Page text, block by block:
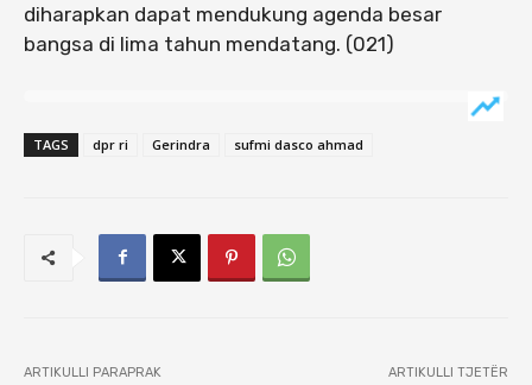
diharapkan dapat mendukung agenda besar
bangsa di lima tahun mendatang. (021)
TAGS dpr ri Gerindra sufmi dasco ahmad
ARTIKULLI PARAPRAK ARTIKULLI TJETËR